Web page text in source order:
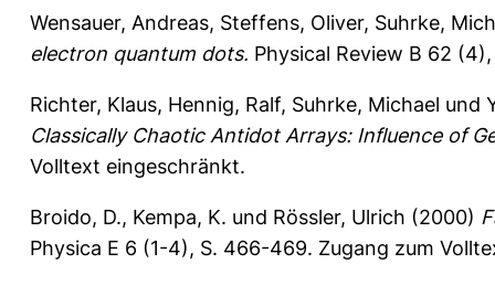
Wensauer, Andreas, Steffens, Oliver, Suhrke,
electron quantum dots. Physical Review B 62
Richter, Klaus, Hennig, Ralf, Suhrke, Michael und
Classically Chaotic Antidot Arrays: Influence of
Volltext eingeschränkt.
Broido, D., Kempa, K. und Rössler, Ulrich (2000)
Physica E 6 (1-4), S. 466-469. Zugang zum